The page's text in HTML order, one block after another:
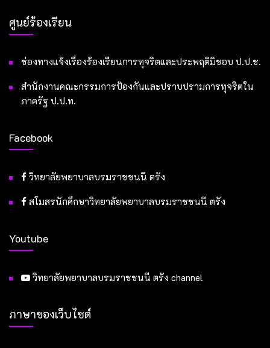
ศูนย์ร้องเรียน
ช่องทางแจ้งเรื่องร้องเรียนการทุจริตและประพฤติมิชอบ ป.ป.ช.
สำนักงานคณะกรรมการป้องกันและปราบปรามการทุจริตใน
ภาครัฐ ป.ป.ท.
Facebook
วิทยาลัยพยาบาลบรมราชชนนี ตรัง
สโมสรนักศึกษาวิทยาลัยพยาบาลบรมราชชนนี ตรัง
Youtube
วิทยาลัยพยาบาลบรมราชชนนี ตรัง channel
ภาษาของเว็บไซต์